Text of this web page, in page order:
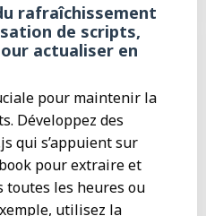
rafraîchissement
de scripts,
actualiser en
pour maintenir la
Développez des
qui s’appuient sur
pour extraire et
toutes les heures ou
utilisez la